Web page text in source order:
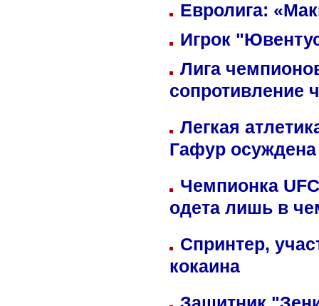
Евролига:
Игрок
Лига
сопротивление
Легкая
Гафур осуждена
Чемпионка
одета лишь в
Спринтер,
кокаина